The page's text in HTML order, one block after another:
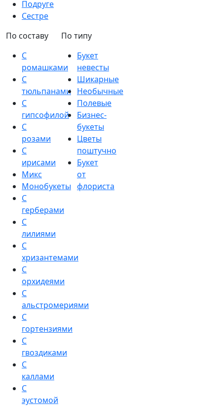
Подруге
Сестре
По составу
С
ромашками
С
тюльпанами
С
гипсофилой
С
розами
С
ирисами
Микс
Монобукеты
С
герберами
С
лилиями
С
хризантемами
С
орхидеями
С
альстромериями
С
гортензиями
С
гвоздиками
С
каллами
С
эустомой
По типу
Букет
невесты
Шикарные
Необычные
Полевые
Бизнес-
букеты
Цветы
поштучно
Букет
от
флориста